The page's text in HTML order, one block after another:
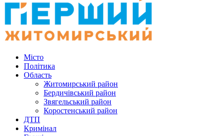
Місто
Політика
Область
Житомирський район
Бердичівський район
Звягельський район
Коростенський район
ДТП
Кримінал